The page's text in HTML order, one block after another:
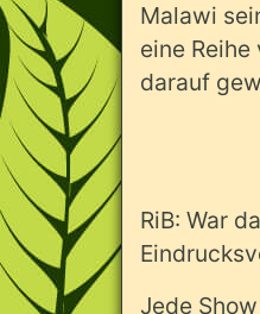
Malawi
eine
darauf
RiB: War
Jede